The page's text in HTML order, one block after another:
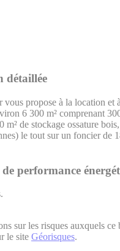
détaillée
vous propose à la location et
6 300 m² comprenant
m² de stockage ossature
le tout sur un foncier de
performance
sur les risques auxquels ce
le site Géorisques.